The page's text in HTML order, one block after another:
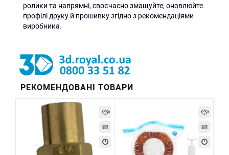
ролики та напрямні, своєчасно змащуйте, оновлюйте
профілі друку й прошивку згідно з рекомендаціями
виробника.
РЕКОМЕНДОВАНІ ТОВАРИ